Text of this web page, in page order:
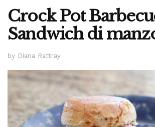
Crock Pot
Sandwich di
by Diana Rattray